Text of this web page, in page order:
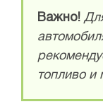
Важно!
топливо и